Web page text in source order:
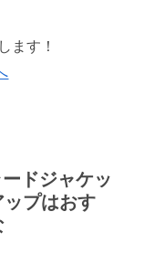
ます！
ドジャケッ
プはおす